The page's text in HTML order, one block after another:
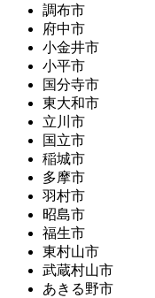
調布市
府中市
小金井市
小平市
国分寺市
東大和市
立川市
国立市
稲城市
多摩市
羽村市
昭島市
福生市
東村山市
武蔵村山市
あきる野市